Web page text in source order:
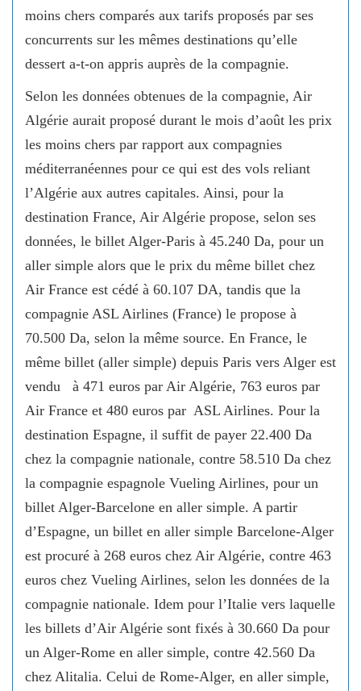
moins chers comparés aux tarifs proposés par ses
concurrents sur les mêmes destinations qu’elle
dessert a-t-on appris auprès de la compagnie.
Selon les données obtenues de la compagnie, Air
Algérie aurait proposé durant le mois d’août les prix
les moins chers par rapport aux compagnies
méditerranéennes pour ce qui est des vols reliant
l’Algérie aux autres capitales. Ainsi, pour la
destination France, Air Algérie propose, selon ses
données, le billet Alger-Paris à 45.240 Da, pour un
aller simple alors que le prix du même billet chez
Air France est cédé à 60.107 DA, tandis que la
compagnie ASL Airlines (France) le propose à
70.500 Da, selon la même source. En France, le
même billet (aller simple) depuis Paris vers Alger est
vendu à 471 euros par Air Algérie, 763 euros par
Air France et 480 euros par ASL Airlines. Pour la
destination Espagne, il suffit de payer 22.400 Da
chez la compagnie nationale, contre 58.510 Da chez
la compagnie espagnole Vueling Airlines, pour un
billet Alger-Barcelone en aller simple. A partir
d’Espagne, un billet en aller simple Barcelone-Alger
est procuré à 268 euros chez Air Algérie, contre 463
euros chez Vueling Airlines, selon les données de la
compagnie nationale. Idem pour l’Italie vers laquelle
les billets d’Air Algérie sont fixés à 30.660 Da pour
un Alger-Rome en aller simple, contre 42.560 Da
chez Alitalia. Celui de Rome-Alger, en aller simple,